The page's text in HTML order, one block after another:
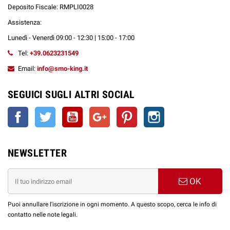
DILUIZIONE:
LIQUIDO FINALE: 60 ml
MATURAZIONE: 24 Ore
Perché scegliere la Linea SUNSET TEMPTATION
di GALACTIKA:
Compatibile con tutti i dispositivi, ideale per un uso quotidiano
► Come usare gli aromi Shot 20+40 ml della
Linea SUNSET TEMPTATION di GALACTIKA &
Valkiria?
Deposito Fiscale: RMPLI0028
Assistenza:
Lunedì - Venerdì 09:00 - 12:30 | 15:00 - 17:00
Tel: +39.0623231549
Email: info@smo-king.it
SEGUICI SUGLI ALTRI SOCIAL
Facebook Twitter YouTube Google+ Pinterest
NEWSLETTER
OK
Puoi annullare l'iscrizione in ogni momento. A questo scopo, cerca le info di
contatto nelle note legali.